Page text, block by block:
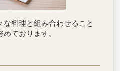
な料理と組み合わせること
ております。